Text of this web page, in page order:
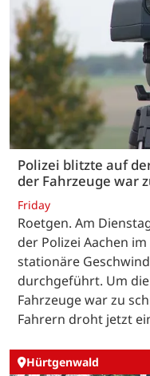
Polizei blitzte auf
der Fahrzeuge war
Friday
Roetgen. Am
der Polizei Aachen
stationäre
durchgeführt. Um
Fahrzeuge war zu
Fahrern droht jetzt
Hürtgenwald